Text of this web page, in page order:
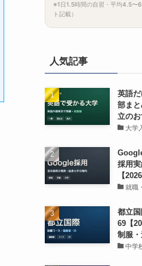
※1日1.5時間の自習・平均4.5〜
ト記載）
人気記事
英語
部ま
立の
大学
採用
【
就職
都立
69【
制服
中学